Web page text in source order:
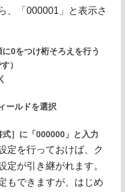
、「000001」と表示さ
0をつけ桁そろえを行う
）
ールドを選択
式］に「000000」と入力
定を行っておけば、ク
定が引き継がれます。
もできますが、はじめ